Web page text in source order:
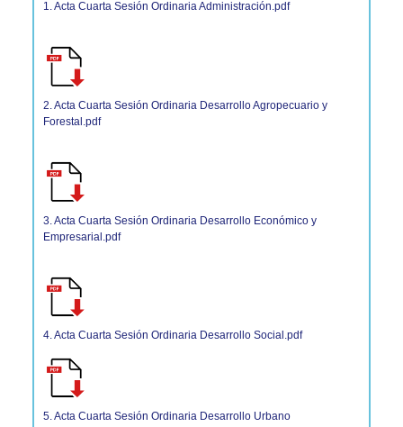
1. Acta Cuarta Sesión Ordinaria Administración.pdf
2. Acta Cuarta Sesión Ordinaria Desarrollo Agropecuario y
Forestal.pdf
3. Acta Cuarta Sesión Ordinaria Desarrollo Económico y
Empresarial.pdf
4. Acta Cuarta Sesión Ordinaria Desarrollo Social.pdf
5. Acta Cuarta Sesión Ordinaria Desarrollo Urbano